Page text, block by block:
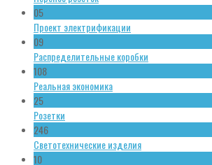
05
Проект электрификации
09
Распределительные коробки
108
Реальная экономика
25
Розетки
246
Светотехнические изделия
10